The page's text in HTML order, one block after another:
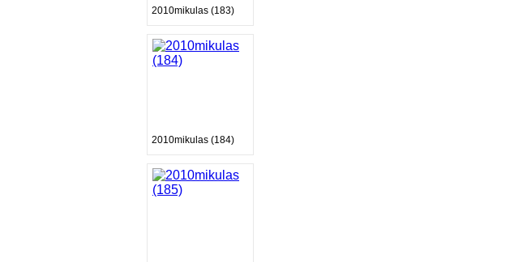
2010mikulas (183)
2010mikulas (184)